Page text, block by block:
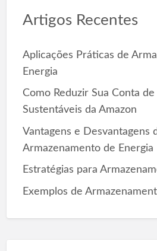
h
o
r
Artigos Recentes
Aplicações Práticas de
Energia
Como Reduzir Sua Conta
Sustentáveis da Amazon
Vantagens e Desvantagens
Armazenamento de Energia
Estratégias para
Exemplos de